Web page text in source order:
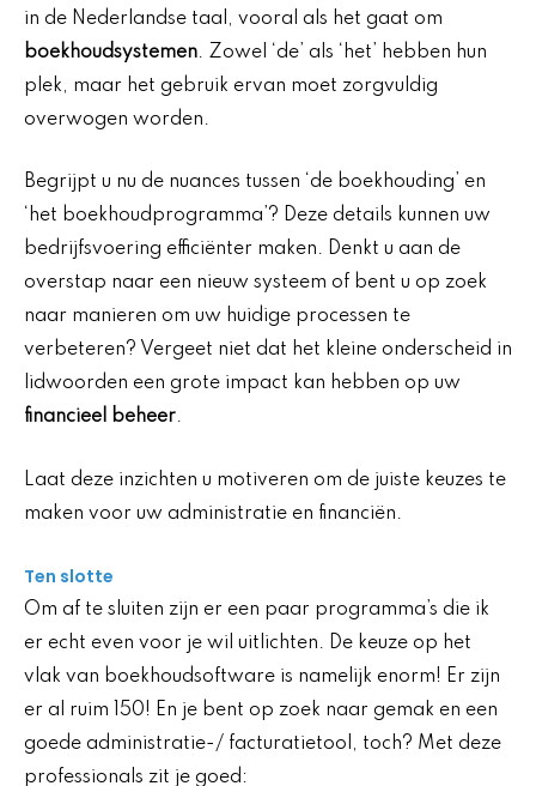
in de Nederlandse taal, vooral als het gaat om
boekhoudsystemen. Zowel ‘de’ als ‘het’ hebben hun
plek, maar het gebruik ervan moet zorgvuldig
overwogen worden.
Begrijpt u nu de nuances tussen ‘de boekhouding’ en
‘het boekhoudprogramma’? Deze details kunnen uw
bedrijfsvoering efficiënter maken. Denkt u aan de
overstap naar een nieuw systeem of bent u op zoek
naar manieren om uw huidige processen te
verbeteren? Vergeet niet dat het kleine onderscheid in
lidwoorden een grote impact kan hebben op uw
financieel beheer.
Laat deze inzichten u motiveren om de juiste keuzes te
maken voor uw administratie en financiën.
Ten slotte
Om af te sluiten zijn er een paar programma’s die ik
er echt even voor je wil uitlichten. De keuze op het
vlak van boekhoudsoftware is namelijk enorm! Er zijn
er al ruim 150! En je bent op zoek naar gemak en een
goede administratie-/ facturatietool, toch? Met deze
professionals zit je goed: